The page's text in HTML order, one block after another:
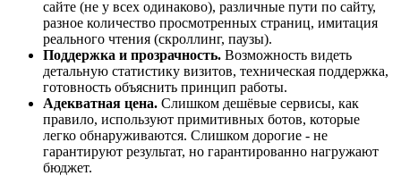
сайте (не у всех одинаково), различные пути по сайту,
разное количество просмотренных страниц, имитация
реального чтения (скроллинг, паузы).
Поддержка и прозрачность. Возможность видеть
детальную статистику визитов, техническая поддержка,
готовность объяснить принцип работы.
Адекватная цена. Слишком дешёвые сервисы, как
правило, используют примитивных ботов, которые
легко обнаруживаются. Слишком дорогие - не
гарантируют результат, но гарантированно нагружают
бюджет.